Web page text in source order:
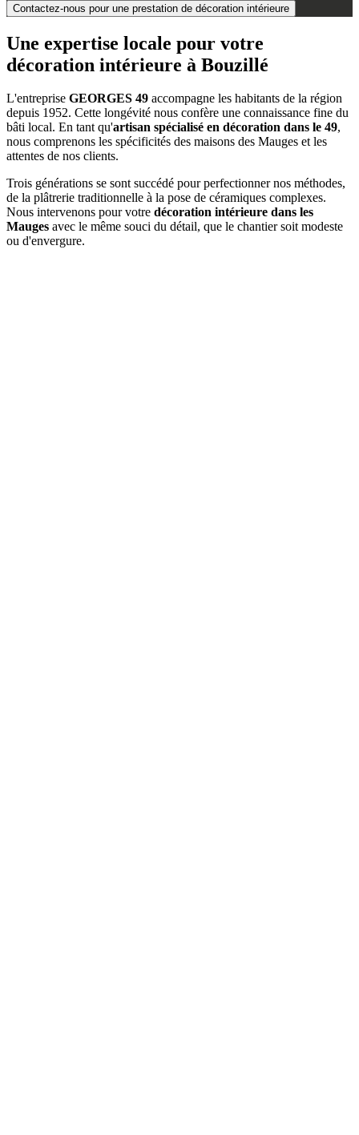
Contactez-nous pour une prestation de décoration intérieure
Une expertise locale pour votre
décoration intérieure à Bouzillé
L'entreprise GEORGES 49 accompagne les habitants de la région
depuis 1952. Cette longévité nous confère une connaissance fine du
bâti local. En tant qu'artisan spécialisé en décoration dans le 49,
nous comprenons les spécificités des maisons des Mauges et les
attentes de nos clients.
Trois générations se sont succédé pour perfectionner nos méthodes,
de la plâtrerie traditionnelle à la pose de céramiques complexes.
Nous intervenons pour votre décoration intérieure dans les
Mauges avec le même souci du détail, que le chantier soit modeste
ou d'envergure.